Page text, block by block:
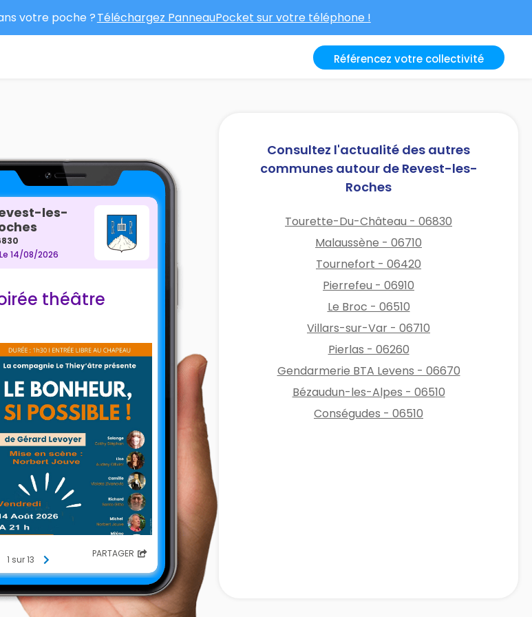
votre poche ?Téléchargez PanneauPocket sur votre téléphone !
Référencez votre collectivité
les-
14/08/2026
théâtre
1 sur 13 PARTAGER
Consultez l'actualité des autres
communes autour de Revest-les-
Roches
Tourette-Du-Château - 06830
Malaussène - 06710
Tournefort - 06420
Pierrefeu - 06910
Le Broc - 06510
Villars-sur-Var - 06710
Pierlas - 06260
Gendarmerie BTA Levens - 06670
Bézaudun-les-Alpes - 06510
Conségudes - 06510